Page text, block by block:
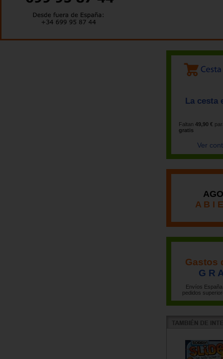
La cesta
Faltan 49,90 €
gratis
Ver
A B I
Gastos
G R
Envíos
pedidos